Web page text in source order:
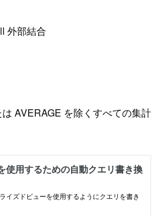
外部結合
AVERAGE を除くすべての集計